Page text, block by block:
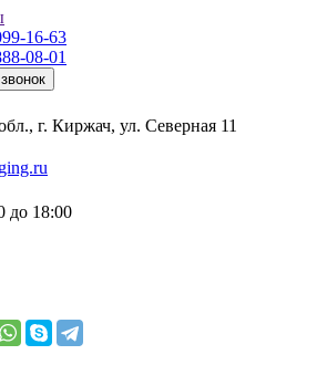
16-63
08-01
г. Киржач, ул. Северная 11
до 18:00